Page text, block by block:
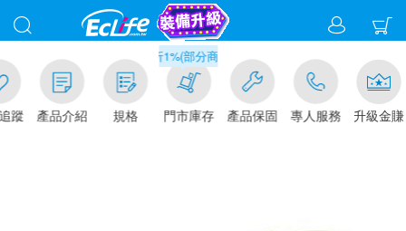
蹤 產品介紹 規格
滿千元門市取貨現折1%(部分商品不適用)-請點我看
門市庫存 產品保固 專人服務 升級金賺